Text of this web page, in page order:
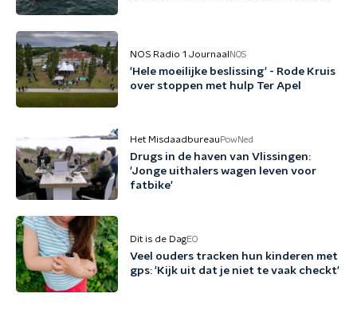
NOS Radio 1 Journaal NOS
'Hele moeilijke beslissing' - Rode Kruis
over stoppen met hulp Ter Apel
Het Misdaadbureau PowNed
Drugs in de haven van Vlissingen:
'Jonge uithalers wagen leven voor
fatbike'
Dit is de DagEO
Veel ouders tracken hun kinderen met
gps: 'Kijk uit dat je niet te vaak checkt'